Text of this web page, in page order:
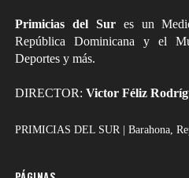
Primicias del Sures un
República Dominicana y el
Deportes y más.
DIRECTOR: Victor Féliz
PRIMICIAS DEL SUR | Barahona,